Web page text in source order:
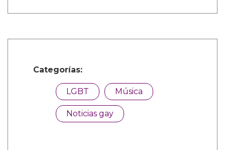
Categorías:
LGBT Música
Noticias gay